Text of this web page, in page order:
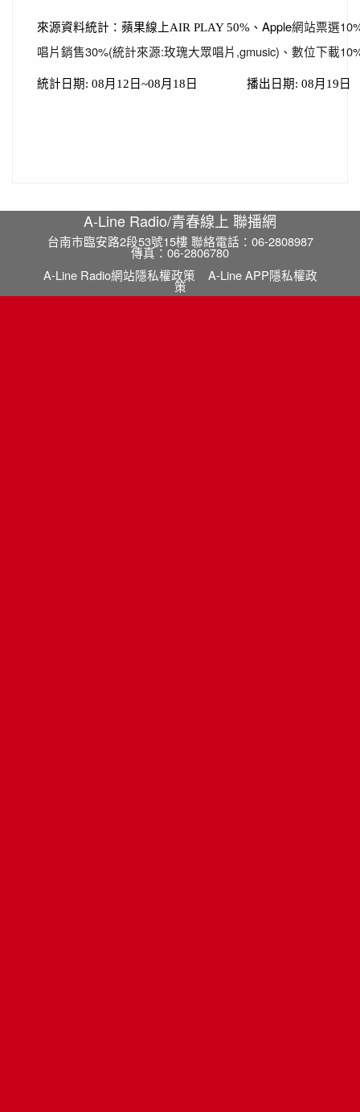
來源資料統計：蘋果線上AIR PLAY 50% 、Apple網站票選
唱片銷售30%(統計來源:玫瑰大眾唱片,gmusic)、數位下載
統計日期: 08月12日~08月18日 播出日期: 08月19日
A-Line Radio/青春線上 聯播網
台南市臨安路2段53號15樓 聯絡電話：06-2808987
傳真：06-2806780
A-Line Radio網站隱私權政策
A-Line APP隱私權政
策